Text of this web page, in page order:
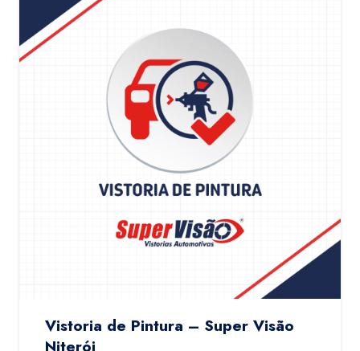
Vistoria de Pintura – Super Visão
Niterói